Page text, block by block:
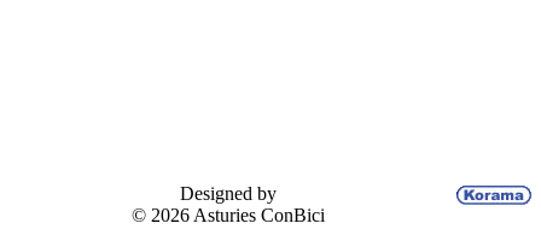
Designed by
© 2026 Asturies ConBici